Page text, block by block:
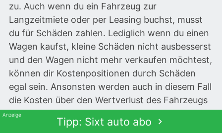
zu. Auch wenn du ein Fahrzeug zur
Langzeitmiete oder per Leasing buchst, musst
du für Schäden zahlen. Lediglich wenn du einen
Wagen kaufst, kleine Schäden nicht ausbesserst
und den Wagen nicht mehr verkaufen möchtest,
können dir Kostenpositionen durch Schäden
egal sein. Ansonsten werden auch in diesem Fall
die Kosten über den Wertverlust des Fahrzeugs
eingepreist und somit letztendlich von dir
Tipp: Sixt auto abo